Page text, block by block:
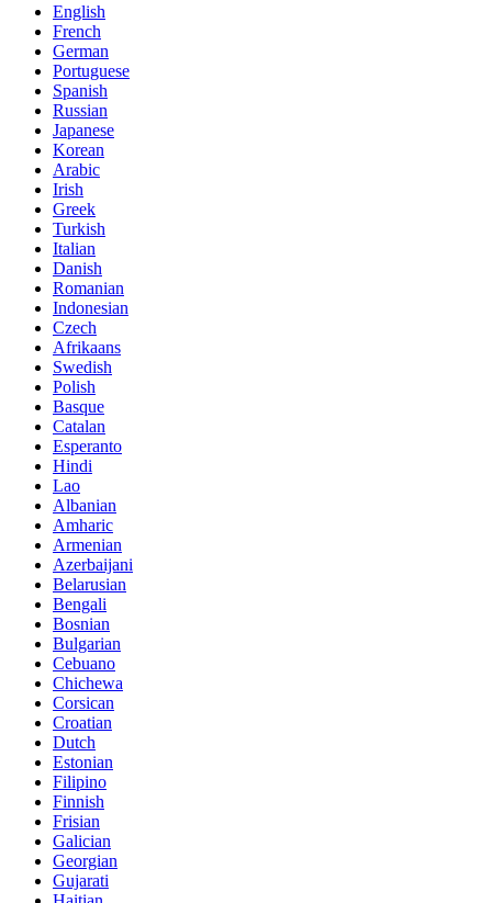
English
French
German
Portuguese
Spanish
Russian
Japanese
Korean
Arabic
Irish
Greek
Turkish
Italian
Danish
Romanian
Indonesian
Czech
Afrikaans
Swedish
Polish
Basque
Catalan
Esperanto
Hindi
Lao
Albanian
Amharic
Armenian
Azerbaijani
Belarusian
Bengali
Bosnian
Bulgarian
Cebuano
Chichewa
Corsican
Croatian
Dutch
Estonian
Filipino
Finnish
Frisian
Galician
Georgian
Gujarati